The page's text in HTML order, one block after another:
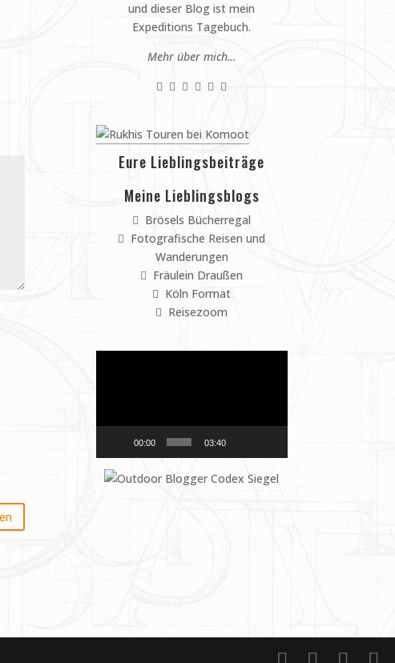
und dieser Blog ist mein
Expeditions Tagebuch.
Mehr über mich…
Eure Lieblingsbeiträge
Meine Lieblingsblogs
Brösels Bücherregal
Fotografische Reisen und
Wanderungen
Fräulein Draußen
Köln Format
Reisezoom
00:00 03:40